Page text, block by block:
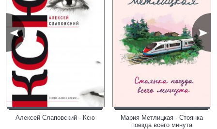
Алексей Слаповский - Ксю
Мария Метлицкая - Стоянка
поезда всего минута